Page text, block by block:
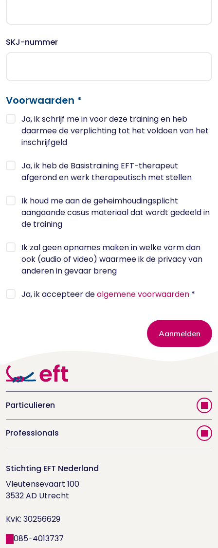
SKJ-nummer
Voorwaarden *
Ja, ik schrijf me in voor deze training en heb
daarmee de verplichting tot het voldoen van het
inschrijfgeld
Ja, ik heb de Basistraining EFT-therapeut
afgerond en werk therapeutisch met stellen
Ik houd me aan de geheimhoudingsplicht
aangaande casus materiaal dat wordt gedeeld in
de training
Ik zal geen opnames maken in welke vorm dan
ook (audio of video) waarmee ik de privacy van
anderen in gevaar breng
Ja, ik accepteer dealgemene voorwaarden *
Aanmelden
Particulieren
Vind jouw therapeut
Videoportal
Doe de relatietest
Houd me Vast-bijeenkomsten
Professionals
Trainingen
Supervisorenlijst
Nieuwsbrief ontvangen?
Wetenschappelijk onderzoek
Stichting EFT Nederland
Vleutensevaart 100
3532 AD Utrecht
KvK: 30256629
085-4013737